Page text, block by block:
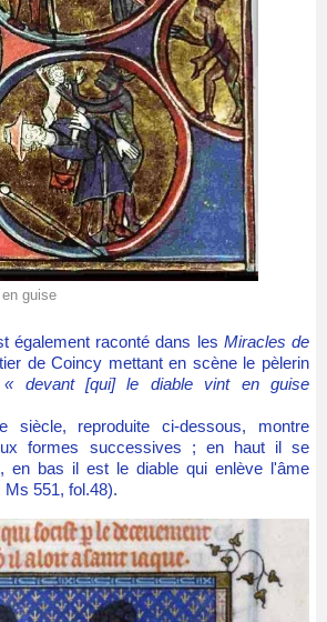
guise
également raconté dans les Miracles de
de Coincy mettant en scène le pèlerin
« devant [qui] le diable vint en guise
siècle, reproduite ci-dessous, montre
formes successives ; en haut il se
en bas il est le diable qui enlève l'âme
551, fol.48).